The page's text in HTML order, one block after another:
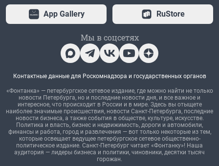
App Gallery RuStore
Мы в соцсетях
Контактные данные для Роскомнадзора и государственных органов
«Фонтанка» — петербургское сетевое издание, где можно найти не только
новости Петербурга, но и последние новости дня, и все важное и
интересное, что происходит в России и в мире. Здесь вы отыщете
наиболее значимые происшествия, новости Санкт-Петербурга, последние
новости бизнеса, а также события в обществе, культуре, искусстве.
Политика и власть, бизнес и недвижимость, дороги и автомобили,
финансы и работа, город и развлечения — вот только некоторые из тем,
которые освещает ведущее петербургское сетевое общественно-
политическое издание. Санкт-Петербург читает «Фонтанку»! Наша
аудитория — лидеры бизнеса и политики, чиновники, десятки тысяч
горожан.